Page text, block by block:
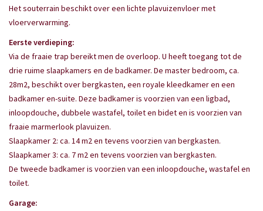
Het souterrain beschikt over een lichte plavuizenvloer met
vloerverwarming.
Eerste verdieping:
Via de fraaie trap bereikt men de overloop. U heeft toegang tot de
drie ruime slaapkamers en de badkamer. De master bedroom, ca.
28m2, beschikt over bergkasten, een royale kleedkamer en een
badkamer en-suite. Deze badkamer is voorzien van een ligbad,
inloopdouche, dubbele wastafel, toilet en bidet en is voorzien van
fraaie marmerlook plavuizen.
Slaapkamer 2: ca. 14 m2 en tevens voorzien van bergkasten.
Slaapkamer 3: ca. 7 m2 en tevens voorzien van bergkasten.
De tweede badkamer is voorzien van een inloopdouche, wastafel en
toilet.
Garage: